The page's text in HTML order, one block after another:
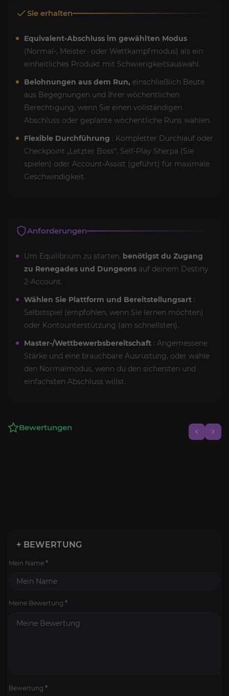
Sie erhalten
Equivalent-Abschluss im gewählten Modus
(Normal-, Meister- oder Wettkampfmodus) als ein
einheitliches Produkt mit Schwierigkeitsauswahl.
Belohnungen aus dem Run, einschließlich Beute
aus Begegnungen und Ihrer wöchentlichen
Berechtigung, wenn Sie einen vollständigen
Abschluss oder geplante wöchentliche Runs wählen.
Flexible Durchführung : Kompletter Durchlauf oder
Checkpoint „Letzter Boss“, Self-Play Sherpa (Sie
spielen) oder Account-Assist (geführt) für maximale
Geschwindigkeit.
Anforderungen
Um Equilibrium zu starten, benötigst du Zugang
zu Renegades und Dungeons auf deinem Destiny
2-Account.
Wählen Sie Plattform und Bereitstellungsart :
Selbstspiel (empfohlen, wenn Sie lernen möchten)
oder Kontounterstützung (am schnellsten).
Master-/Wettbewerbsbereitschaft : Angemessene
Stärke und eine brauchbare Ausrüstung, oder wähle
den Normalmodus, wenn du den sichersten und
einfachsten Abschluss willst.
Bewertungen
+ BEWERTUNG
Mein Name *
Meine Bewertung *
Bewertung *